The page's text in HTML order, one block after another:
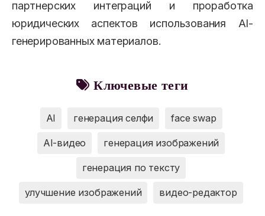
партнерских интеграций и проработка
юридических аспектов использования AI-
генерированных материалов.
Ключевые теги
AI генерация селфи face swap
AI-видео генерация изображений
генерация по тексту
улучшение изображений видео-редактор